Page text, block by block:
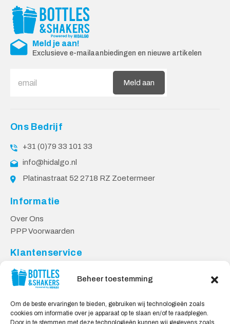
Beheer toestemming
Om de beste ervaringen te bieden, gebruiken wij technologieën zoals
cookies om informatie over je apparaat op te slaan en/of te raadplegen.
Door in te stemmen met deze technologieën kunnen wij gegevens zoals
Meld je aan!
Exclusieve e-mailaanbiedingen en nieuwe artikelen
Meld aan
Ons Bedrijf
+31 (0)79 33 101 33
info@hidalgo.nl
Platinastraat 52 2718 RZ Zoetermeer
Informatie
Over Ons
PPP Voorwaarden
Klantenservice
Contact
Levering & Retourneren
Veilig Shoppen